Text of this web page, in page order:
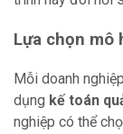
Lựa chọn mô
Mỗi doanh
dụng kế toán
nghiệp có thể